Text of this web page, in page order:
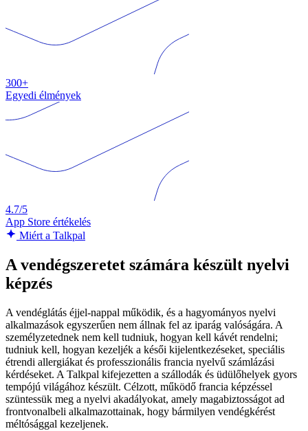
300+
Egyedi élmények
4.7/5
App Store értékelés
Miért a Talkpal
A vendégszeretet számára készült nyelvi
képzés
A vendéglátás éjjel-nappal működik, és a hagyományos nyelvi
alkalmazások egyszerűen nem állnak fel az iparág valóságára. A
személyzetednek nem kell tudniuk, hogyan kell kávét rendelni;
tudniuk kell, hogyan kezeljék a késői kijelentkezéseket, speciális
étrendi allergiákat és professzionális francia nyelvű számlázási
kérdéseket. A Talkpal kifejezetten a szállodák és üdülőhelyek gyors
tempójú világához készült. Célzott, működő francia képzéssel
szüntessük meg a nyelvi akadályokat, amely magabiztosságot ad
frontvonalbeli alkalmazottainak, hogy bármilyen vendégkérést
méltósággal kezeljenek.